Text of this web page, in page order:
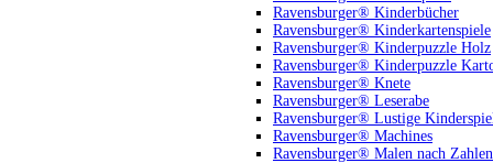
Ravensburger® Kinderbücher
Ravensburger® Kinderkartenspiele
Ravensburger® Kinderpuzzle Holz
Ravensburger® Kinderpuzzle
Ravensburger® Knete
Ravensburger® Leserabe
Ravensburger® Lustige
Ravensburger® Machines
Ravensburger® Malen nach Zahlen